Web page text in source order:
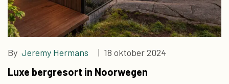
By Jeremy Hermans | 18 oktober 2024
Luxe bergresort in Noorwegen